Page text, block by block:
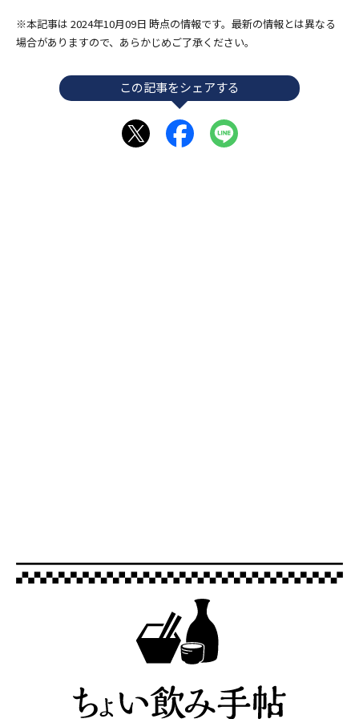
※本記事は 2024年10月09日 時点の情報です。最新の情報とは異なる
場合がありますので、あらかじめご了承ください。
この記事をシェアする